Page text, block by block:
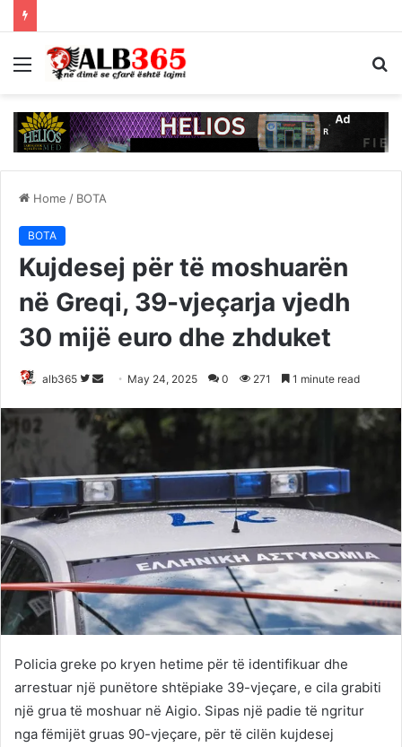
Menu
Home / BOTA
BOTA
Kujdesej për të moshuarën
në Greqi, 39-vjeçarja vjedh
30 mijë euro dhe zhduket
alb365
Follow
Twitter
Send
email
May 24, 2025 0 271 1 minute read
Policia greke po kryen hetime për të identifikuar dhe
arrestuar një punëtore shtëpiake 39-vjeçare, e cila grabiti
një grua të moshuar në Aigio. Sipas një padie të ngritur
nga fëmijët gruas 90-vjeçare, për të cilën kujdesej